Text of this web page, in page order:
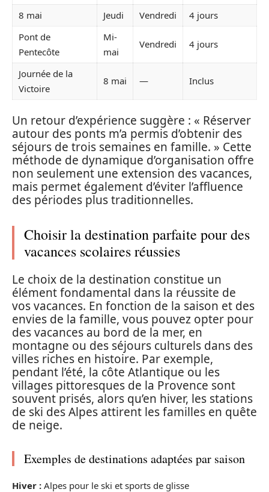
8 mai Jeudi Vendredi
4 jours
Pont de
Pentecôte
Mi-
mai
Vendredi 4 jours
Journée de la
Victoire
8 mai — Inclus
Un retour d’expérience suggère : « Réserver
autour des ponts m’a permis d’obtenir des
séjours de trois semaines en famille. » Cette
méthode de dynamique d’organisation offre
non seulement une extension des vacances,
mais permet également d’éviter l’affluence
des périodes plus traditionnelles.
Choisir la destination parfaite pour des
vacances scolaires réussies
Le choix de la destination constitue un
élément fondamental dans la réussite de
vos vacances. En fonction de la saison et des
envies de la famille, vous pouvez opter pour
des vacances au bord de la mer, en
montagne ou des séjours culturels dans des
villes riches en histoire. Par exemple,
pendant l’été, la côte Atlantique ou les
villages pittoresques de la Provence sont
souvent prisés, alors qu’en hiver, les stations
de ski des Alpes attirent les familles en quête
de neige.
Exemples de destinations adaptées par saison
Hiver : Alpes pour le ski et sports de glisse